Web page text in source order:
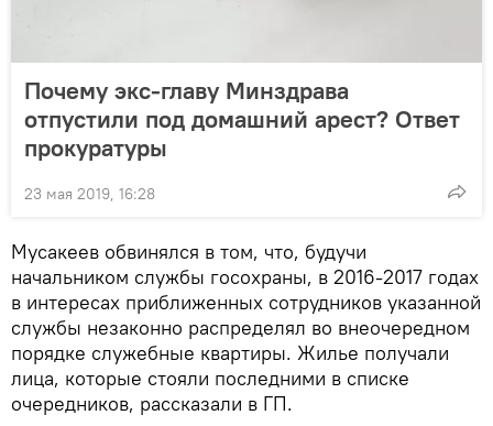
Почему экс-главу Минздрава
отпустили под домашний арест? Ответ
прокуратуры
23 мая 2019, 16:28
Мусакеев обвинялся в том, что, будучи
начальником службы госохраны, в 2016-2017 годах
в интересах приближенных сотрудников указанной
службы незаконно распределял во внеочередном
порядке служебные квартиры. Жилье получали
лица, которые стояли последними в списке
очередников, рассказали в ГП.